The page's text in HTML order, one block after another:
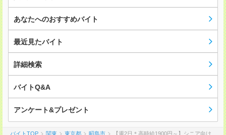
あなたへのおすすめバイト
最近見たバイト
詳細検索
バイトQ&A
アンケート&プレゼント
バイトTOP 関東 東京都 昭島市 【週2日＊高時給1900円～】シニア向け